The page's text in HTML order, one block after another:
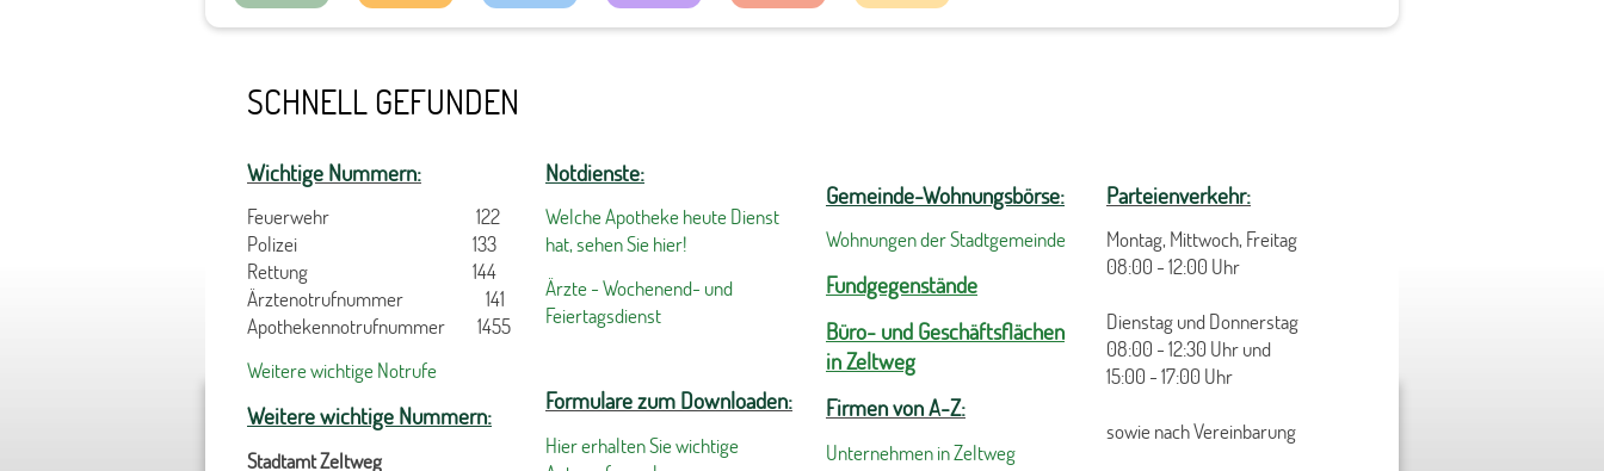
SCHNELL GEFUNDEN
Wichtige Nummern:
Feuerwehr 122
Polizei 133
Rettung 144
Ärztenotrufnummer 141
Apothekennotrufnummer 1455
Weitere wichtige Notrufe
Weitere wichtige Nummern:
Stadtamt Zeltweg
Notdienste:
Welche Apotheke heute Dienst
hat, sehen Sie hier!
Ärzte - Wochenend- und
Feiertagsdienst
Formulare zum Downloaden:
Hier erhalten Sie wichtige
Gemeinde-Wohnungsbörse:
Wohnungen der Stadtgemeinde
Fundgegenstände
Büro- und Geschäftsflächen
in Zeltweg
Firmen von A-Z:
Unternehmen in Zeltweg
Parteienverkehr:
Montag, Mittwoch, Freitag
08:00 - 12:00 Uhr
Dienstag und Donnerstag
08:00 - 12:30 Uhr und
15:00 - 17:00 Uhr
sowie nach Vereinbarung